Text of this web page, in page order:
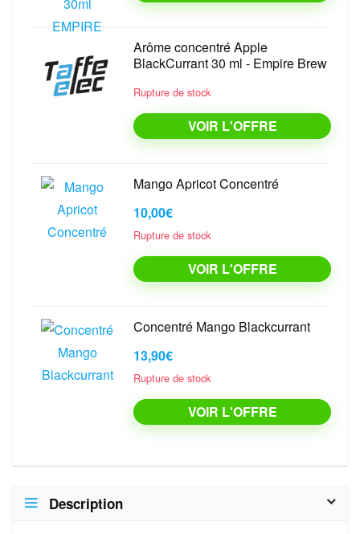
Arôme concentré Apple
BlackCurrant 30 ml - Empire Brew
Rupture de stock
VOIR L'OFFRE
Mango Apricot Concentré
10,00€
Rupture de stock
VOIR L'OFFRE
Concentré Mango Blackcurrant
13,90€
Rupture de stock
VOIR L'OFFRE
Description